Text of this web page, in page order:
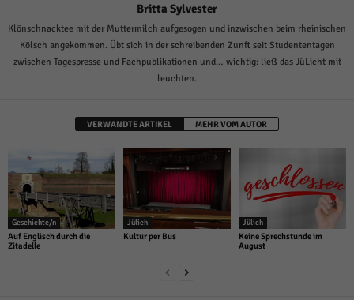
Britta Sylvester
Klönschnacktee mit der Muttermilch aufgesogen und inzwischen beim rheinischen
Kölsch angekommen. Übt sich in der schreibenden Zunft seit Studententagen
zwischen Tagespresse und Fachpublikationen und… wichtig: ließ das JüLicht mit
leuchten.
VERWANDTE ARTIKEL MEHR VOM AUTOR
Geschichte/n
Auf Englisch durch die
Zitadelle
Jülich
Kultur per Bus
Jülich
Keine Sprechstunde im
August